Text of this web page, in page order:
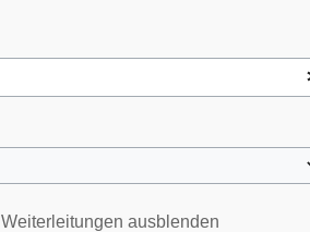
Weiterleitungen ausblenden